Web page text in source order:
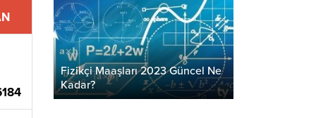
Fizikçi Maaşları 2023 Güncel Ne
Kadar?